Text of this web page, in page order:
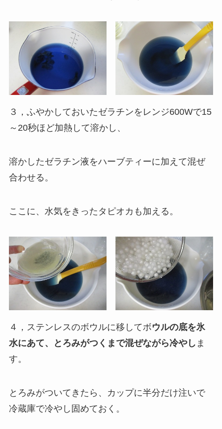
３，ふやかしておいたゼラチンをレンジ600Wで15
～20秒ほど加熱して溶かし、
溶かしたゼラチン液をハーブティーに加えて混ぜ
合わせる。
ここに、水気をきったタピオカも加える。
４，ステンレスのボウルに移してボウルの底を氷
水にあて、とろみがつくまで混ぜながら冷やし ま
す。
とろみがついてきたら、カップに半分だけ注いで
冷蔵庫で冷やし固めておく。